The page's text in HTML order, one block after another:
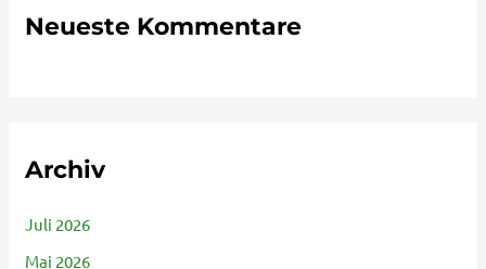
Neueste Kommentare
Archiv
Juli 2026
Mai 2026